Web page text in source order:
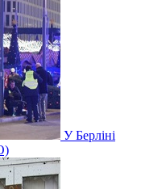
У Берліні